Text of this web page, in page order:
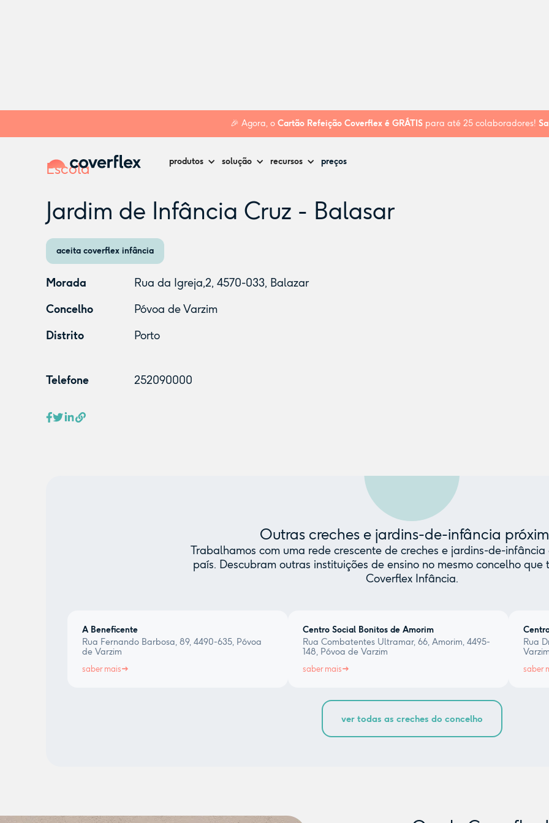
🎉 Agora, o Cartão Refeição Coverflex é GRÁTIS para até 25 colaboradores!
produtos solução recursos preços
Escola
Jardim de Infância Cruz - Balasar
aceita coverflex infância
Morada
Rua da Igreja,2, 4570-033, Balazar
Concelho
Póvoa de Varzim
Distrito
Porto
Telefone 252090000
Outras creches e jardins-de-infância
Trabalhamos com uma rede crescente de creches e jardins-de-
país. Descubram outras instituições de ensino no mesmo concelho
Coverflex Infância.
A Beneficente
Rua Fernando Barbosa, 89, 4490-635, Póvoa
de Varzim
saber mais
Centro Social Bonitos de Amorim
Rua Combatentes Ultramar, 66, Amorim, 4495-
148, Póvoa de Varzim
saber mais
Rua
saber
ver todas as creches do concelho